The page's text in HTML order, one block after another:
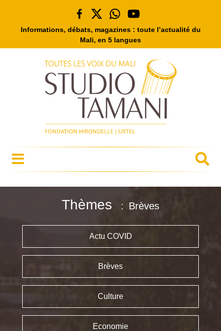
Informations, débats, magazines : toute l’actualité du
Mali, en 5 langues
Thèmes Brèves
Actu COVID
Brèves
Culture
Economie